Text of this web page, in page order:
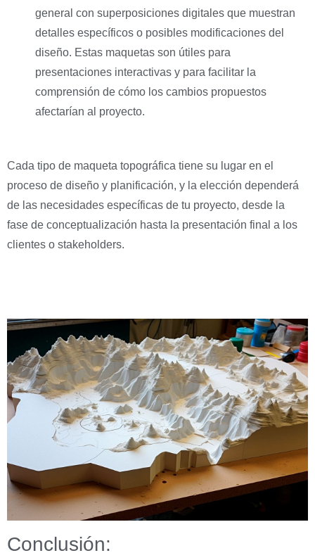
general con superposiciones digitales que muestran
detalles específicos o posibles modificaciones del
diseño. Estas maquetas son útiles para
presentaciones interactivas y para facilitar la
comprensión de cómo los cambios propuestos
afectarían al proyecto.
Cada tipo de maqueta topográfica tiene su lugar en el
proceso de diseño y planificación, y la elección dependerá
de las necesidades específicas de tu proyecto, desde la
fase de conceptualización hasta la presentación final a los
clientes o stakeholders.
Conclusión: